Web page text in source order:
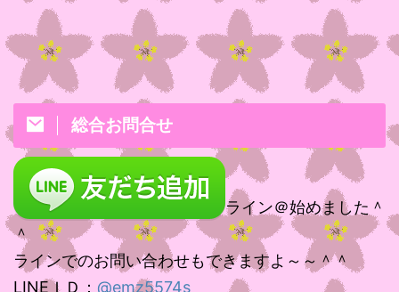
総合お問合せ
ライン＠始めました＾
＾
ラインでのお問い合わせもできますよ～～＾＾
LINEＩＤ： @emz5574s